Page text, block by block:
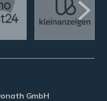
GmbH